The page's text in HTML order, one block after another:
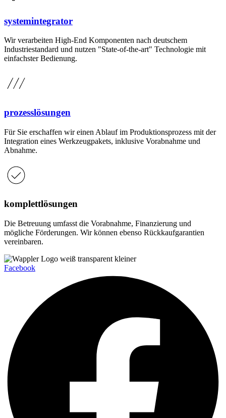
systemintegrator
Wir verarbeiten High-End Komponenten nach deutschem
Industriestandard und nutzen "State-of-the-art" Technologie mit
einfachster Bedienung.
prozesslösungen
Für Sie erschaffen wir einen Ablauf im Produktionsprozess mit der
Integration eines Werkzeugpakets, inklusive Vorabnahme und
Abnahme.
komplettlösungen
Die Betreuung umfasst die Vorabnahme, Finanzierung und
mögliche Förderungen. Wir können ebenso Rückkaufgarantien
vereinbaren.
Facebook